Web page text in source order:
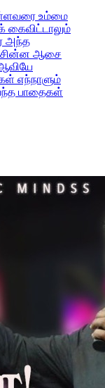
உம்மை
கைவிட்டாலும்
அந்த
சின்ன ஆசை
எந்நாளும்
வந்த பாதைகள்